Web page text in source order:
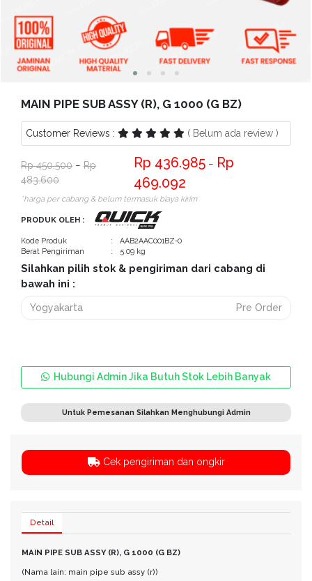
Kritik
dan
Saran
MAIN PIPE SUB ASSY (R), G 1000 (G BZ)
Customer Reviews : ( Belum ada review )
450.500 −
483.600
436.985−
469.092
*harga per cabang & belum termasuk biaya kirim
PRODUK OLEH :
Kode Produk
: AAB2AAC001BZ-0
Berat Pengiriman
: 5.09 kg
Silahkan pilih stok & pengiriman dari cabang di
bawah ini :
Yogyakarta Pre Order
Hubungi Admin Jika Butuh Stok Lebih Banyak
Untuk Pemesanan Silahkan Menghubungi Admin
Cek pengiriman dan ongkir
Detail
MAIN PIPE SUB ASSY (R), G 1000 (G BZ)
(Nama lain: main pipe sub assy (r))